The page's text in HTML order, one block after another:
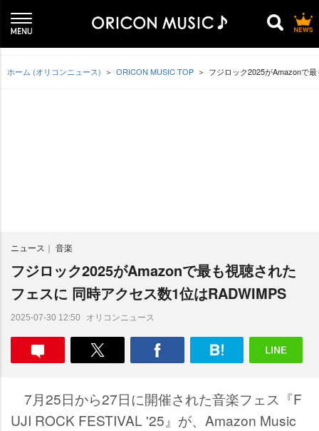
ホーム (オリコンニュース) ORICON MUSIC TOP フジロック2025がAmazonで
ニュース 音楽
フジロック2025がAmazonで最も視聴された
フェスに 同時アクセス数1位はRADWIMPS
2025-07-30 12:50 オリコンニュース
7月25日から27日に開催された音楽フェス『F
UJI ROCK FESTIVAL '25』が、Amazon Music